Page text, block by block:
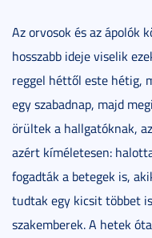
Az orvosok és az ápolók
hosszabb ideje viselik
reggel héttől este hétig,
egy szabadnap, majd
örültek a hallgatóknak,
azért kíméletesen:
fogadták a betegek is,
tudtak egy kicsit többet
szakemberek. A hetek